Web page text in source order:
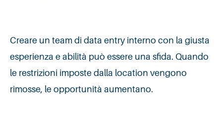
Creare un team di data entry interno con la giusta
esperienza e abilità può essere una sfida. Quando
le restrizioni imposte dalla location vengono
rimosse, le opportunità aumentano.